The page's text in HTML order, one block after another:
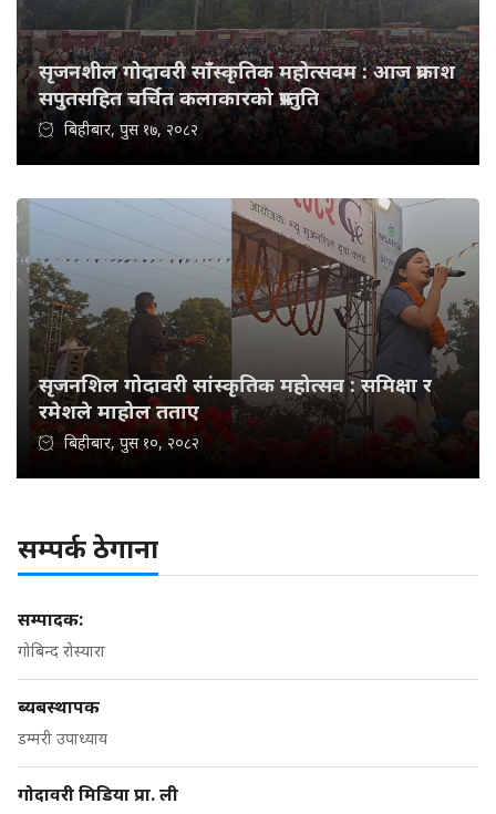
सृजनशील गोदावरी साँस्कृतिक महोत्सवम : आज प्रकाश
सपुतसहित चर्चित कलाकारको प्रस्तुति
बिहीबार, पुस १७, २०८२
सृजनशिल गोदावरी सांस्कृतिक महोत्सव : समिक्षा र
रमेशले माहोल तताए
बिहीबार, पुस १०, २०८२
सम्पर्क ठेगाना
सम्पादक:
गोबिन्द रोस्यारा
ब्यबस्थापक
डम्मरी उपाध्याय
गोदावरी मिडिया प्रा. ली